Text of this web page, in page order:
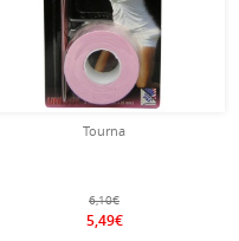
Tourna
6,10€
5,49€